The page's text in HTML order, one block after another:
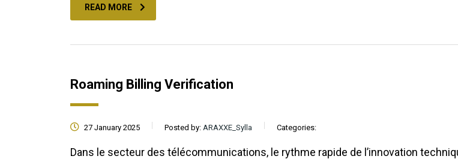
READ MORE
Roaming Billing Verification
27 January 2025 Posted by: ARAXXE_Sylla Categories:
Dans le secteur des télécommunications, le rythme rapide de l’innovation